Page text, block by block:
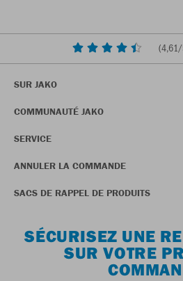
(4,61/
SUR JAKO
COMMUNAUTÉ JAKO
SERVICE
ANNULER LA COMMANDE
SACS DE RAPPEL DE PRODUITS
SÉCURISEZ UNE
SUR VOTRE